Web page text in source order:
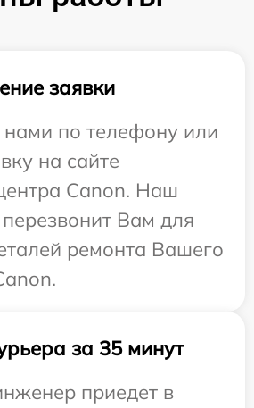
заявки
нами по телефону или
на сайте
Canon. Наш
перезвонит Вам для
ремонта Вашего
за 35 минут
приедет в